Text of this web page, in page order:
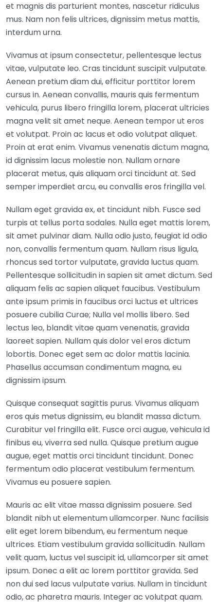
et magnis dis parturient montes, nascetur ridiculus
mus. Nam non felis ultrices, dignissim metus mattis,
interdum urna.
Vivamus at ipsum consectetur, pellentesque lectus
vitae, vulputate leo. Cras tincidunt suscipit vulputate.
Aenean pretium diam dui, efficitur porttitor lorem
cursus in. Aenean convallis, mauris quis fermentum
vehicula, purus libero fringilla lorem, placerat ultricies
magna velit sit amet neque. Aenean tempor ut eros
et volutpat. Proin ac lacus et odio volutpat aliquet.
Proin at erat enim. Vivamus venenatis dictum magna,
id dignissim lacus molestie non. Nullam ornare
placerat metus, quis aliquam orci tincidunt at. Sed
semper imperdiet arcu, eu convallis eros fringilla vel.
Nullam eget gravida ex, et tincidunt nibh. Fusce sed
turpis at tellus porta sodales. Nulla eget mattis lorem,
sit amet pulvinar diam. Nulla odio justo, feugiat id odio
non, convallis fermentum quam. Nullam risus ligula,
rhoncus sed tortor vulputate, gravida luctus quam.
Pellentesque sollicitudin in sapien sit amet dictum. Sed
aliquam felis ac sapien aliquet faucibus. Vestibulum
ante ipsum primis in faucibus orci luctus et ultrices
posuere cubilia Curae; Nulla vel mollis libero. Sed
lectus leo, blandit vitae quam venenatis, gravida
laoreet sapien. Nullam quis dolor vel eros dictum
lobortis. Donec eget sem ac dolor mattis lacinia.
Phasellus accumsan condimentum magna, eu
dignissim ipsum.
Quisque consequat sagittis purus. Vivamus aliquam
eros quis metus dignissim, eu blandit massa dictum.
Curabitur vel fringilla elit. Fusce orci augue, vehicula id
finibus eu, viverra sed nulla. Quisque pretium augue
augue, eget mattis orci tincidunt tincidunt. Donec
fermentum odio placerat vestibulum fermentum.
Vivamus eu posuere sapien.
Mauris ac elit vitae massa dignissim posuere. Sed
blandit nibh ut elementum ullamcorper. Nunc facilisis
elit eget lorem bibendum, eu fermentum neque
ultrices. Etiam vestibulum gravida sollicitudin. Nullam
velit quam, luctus vel suscipit id, ullamcorper sit amet
ipsum. Donec a elit ac lorem porttitor gravida. Sed
non dui sed lacus vulputate varius. Nullam in tincidunt
odio, ac pharetra mauris. Integer ac volutpat quam.